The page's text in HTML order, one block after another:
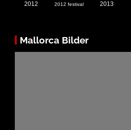
2012 2012 festival 2013
Mallorca Bilder